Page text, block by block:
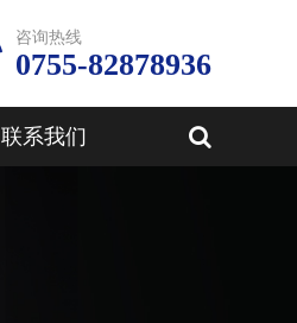
咨询热线
0755-82878936
联系我们